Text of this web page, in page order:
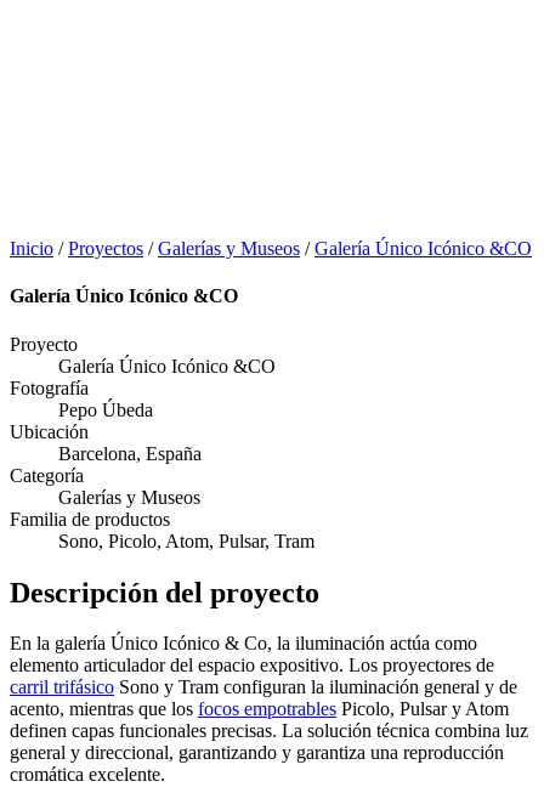
Inicio / Proyectos / Galerías y Museos / Galería Único Icónico &CO
Galería Único Icónico &CO
Proyecto
Galería Único Icónico &CO
Fotografía
Pepo Úbeda
Ubicación
Barcelona, España
Categoría
Galerías y Museos
Familia de productos
Sono, Picolo, Atom, Pulsar, Tram
Descripción del proyecto
En la galería Único Icónico & Co, la iluminación actúa como
elemento articulador del espacio expositivo. Los proyectores de
carril trifásico Sono y Tram configuran la iluminación general y de
acento, mientras que los focos empotrables Picolo, Pulsar y Atom
definen capas funcionales precisas. La solución técnica combina luz
general y direccional, garantizando y garantiza una reproducción
cromática excelente.